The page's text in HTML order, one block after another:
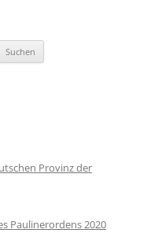
Provinz der
Paulinerordens 2020